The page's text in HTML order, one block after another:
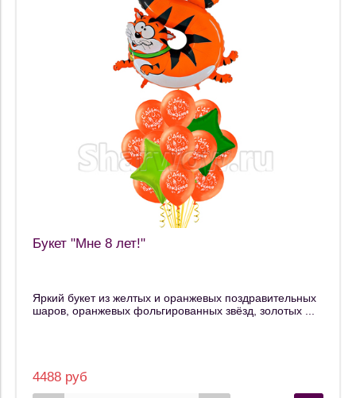
Букет "Мне 8 лет!"
Яркий букет из желтых и оранжевых поздравительных
шаров, оранжевых фольгированных звёзд, золотых ...
4488 руб